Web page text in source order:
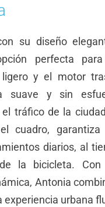
su diseño
perfecta
ligero y el motor
suave y sin
tráfico de la
cuadro, garantiza
diarios, al
la bicicleta. Con
Antonia
experiencia urbana